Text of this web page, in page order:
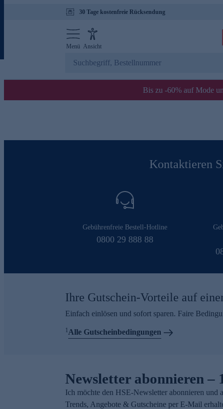
30 Tage kostenfreie Rücksendung
Menü Ansicht
Bis zu -60% auf Mode
Kontaktieren
Gebührenfreie Bestell-Hotline
0800 29 888 88
Ihre Gutschein-Vorteile auf
Einfach einlösen und sofort sparen. Faire
1Alle Gutscheinbedingungen
Newsletter abonnieren –
Ich möchte den HSE-Newsletter abonnieren und
Trends, Angebote & Gutscheine per E-Mail